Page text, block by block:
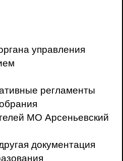
управления
регламенты
МО Арсеньевский
документация